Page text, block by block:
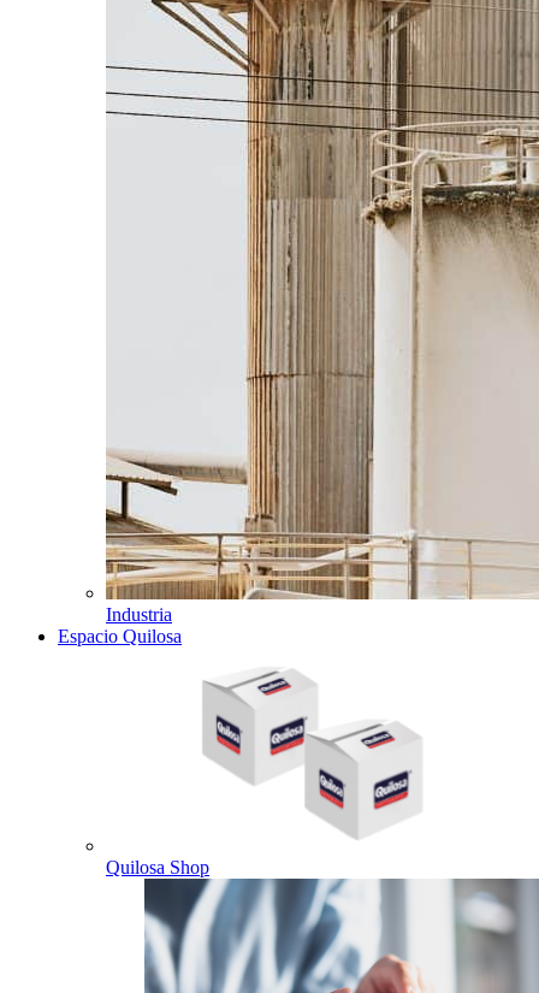
Industria
Espacio Quilosa
Quilosa Shop